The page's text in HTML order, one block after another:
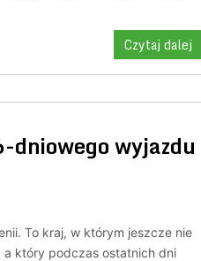
Czytaj dalej
dniowego wyjazdu
To kraj, w którym jeszcze nie
a który podczas ostatnich dni